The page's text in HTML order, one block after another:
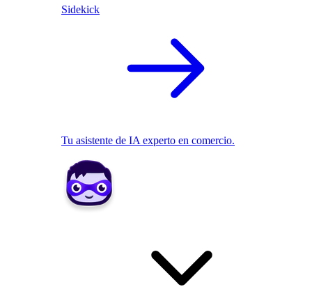
Sidekick
Tu asistente de IA experto en comercio.